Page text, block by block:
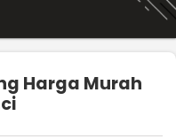
Harga Murah